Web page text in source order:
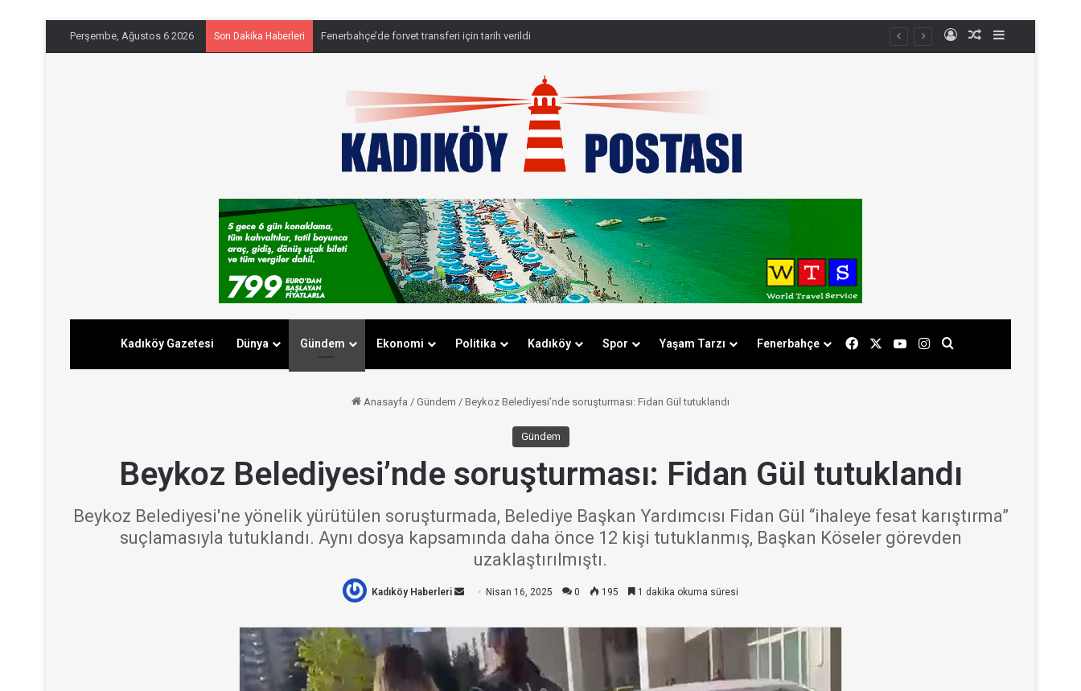
Perşembe, Ağustos 6 2026 Son Dakika Haberleri Fenerbahçe’de forvet transferi için tarih verildi Kayıt OlRastgele Makale
Kadıköy Gazetesi Dünya Gündem Ekonomi Politika Kadıköy Spor Yaşam Tarzı Fenerbahçe FacebookYouTubeInstagram
Anasayfa / Gündem / Beykoz Belediyesi’nde soruşturması: Fidan Gül tutuklandı
Gündem
Beykoz Belediyesi’nde soruşturması: Fidan Gül tutuklandı
Beykoz Belediyesi'ne yönelik yürütülen soruşturmada, Belediye Başkan Yardımcısı Fidan Gül “ihaleye fesat karıştırma”
suçlamasıyla tutuklandı. Aynı dosya kapsamında daha önce 12 kişi tutuklanmış, Başkan Köseler görevden
uzaklaştırılmıştı.
Kadıköy Haberleri
posta
göndermek
Nisan 16, 2025 0 195 1 dakika okuma süresi